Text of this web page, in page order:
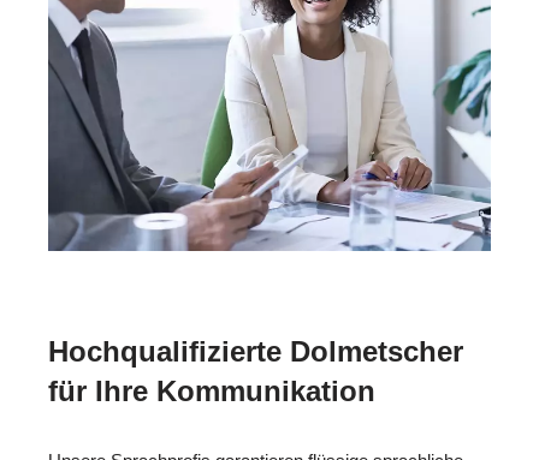
Hochqualifizierte Dolmetscher
für Ihre Kommunikation